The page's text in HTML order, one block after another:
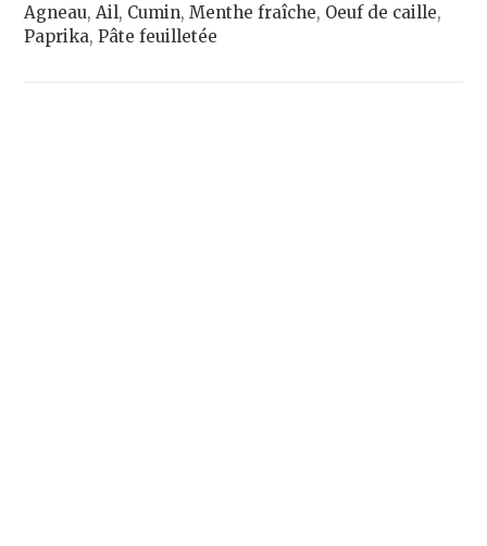
Agneau,Ail, Cumin,Menthe fraîche, Oeuf de caille,
Paprika,Pâte feuilletée